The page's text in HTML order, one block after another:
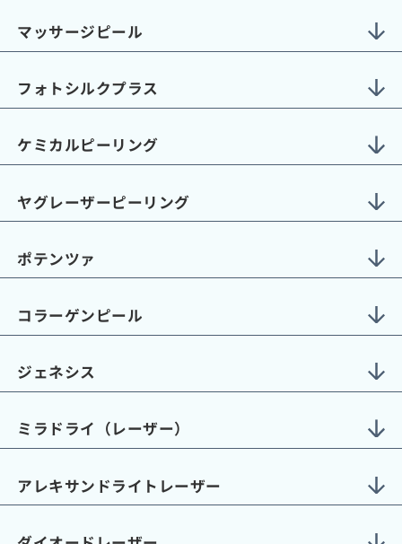
マッサージピール
フォトシルクプラス
ケミカルピーリング
ヤグレーザーピーリング
ポテンツァ
コラーゲンピール
ジェネシス
ミラドライ（レーザー）
アレキサンドライトレーザー